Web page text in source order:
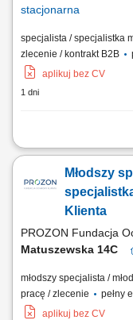
stacjonarna
specjalista / specjalistka
zlecenie / kontrakt B2B
aplikuj bez CV
1 dni
Opis stanowiska:
administracyjnych.
prawidłową organizację
wysoką jakość obsługi....
Młodszy
Klienta
PROZON Fundacja
Matuszewska 14C
młodszy specjalista /
pracę / zlecenie
pełny
aplikuj bez CV